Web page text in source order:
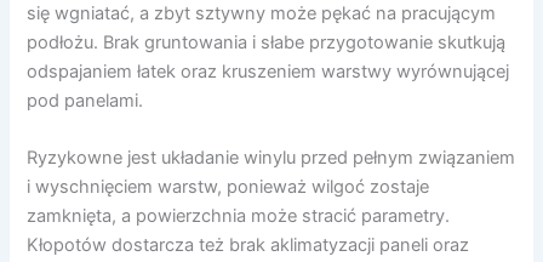
się wgniatać, a zbyt sztywny może pękać na pracującym
podłożu. Brak gruntowania i słabe przygotowanie skutkują
odspajaniem łatek oraz kruszeniem warstwy wyrównującej
pod panelami.
Ryzykowne jest układanie winylu przed pełnym związaniem
i wyschnięciem warstw, ponieważ wilgoć zostaje
zamknięta, a powierzchnia może stracić parametry.
Kłopotów dostarcza też brak aklimatyzacji paneli oraz